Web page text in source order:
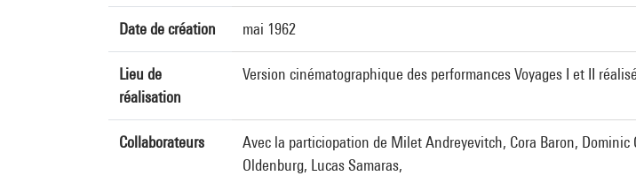
Date de création mai 1962
Lieu de
réalisation
Version cinématographique des performances Voyages I et II
Collaborateurs
Avec la particiopation de Milet Andreyevitch, Cora Baron,
Oldenburg, Lucas Samaras,